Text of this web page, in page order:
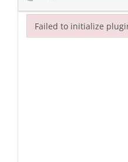
Failed to initialize
Failed to initialize